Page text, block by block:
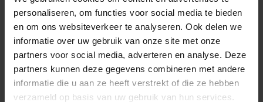
personaliseren, om functies voor social media te bieden
en om ons websiteverkeer te analyseren. Ook delen we
informatie over uw gebruik van onze site met onze
partners voor social media, adverteren en analyse. Deze
partners kunnen deze gegevens combineren met andere
informatie die u aan ze heeft verstrekt of die ze hebben
verzameld op basis van uw gebruik van hun services.